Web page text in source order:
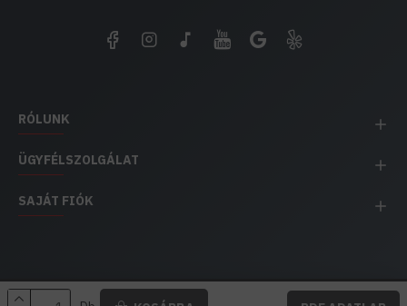
RÓLUNK
ÜGYFÉLSZOLGÁLAT
SAJÁT FIÓK
EH IMPEX / Copyright © 1991-2025 Energia Háza